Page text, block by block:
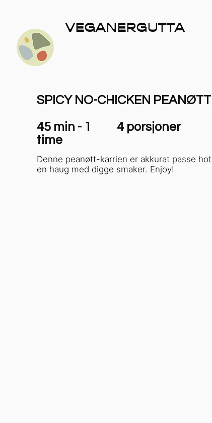
VEGANERGUTTA
SPICY NO-CHICKEN PEANØTT
45 min - 1
time
4 porsjoner
Denne peanøtt-karrien er akkurat passe
en haug med digge smaker. Enjoy!